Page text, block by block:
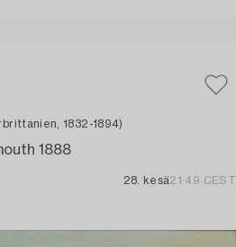
1832-1894)
1888
28. kesä21:49 CEST